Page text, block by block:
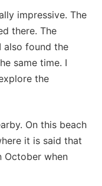
impressive. The
there. The
also found the
same time. I
the
On this beach
it is said that
October when